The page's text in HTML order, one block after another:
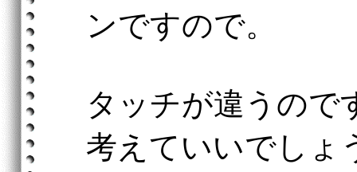
ンですので。
タッチが違うので
考えていいでしょ